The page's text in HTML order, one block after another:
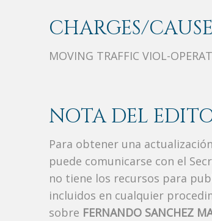
CHARGES/
MOVING TRAFFIC VIOL-
NOTA DEL
Para obtener una
puede comunicarse con el
no tiene los recursos para
incluidos en cualquier
sobre FERNANDO SANCHEZ